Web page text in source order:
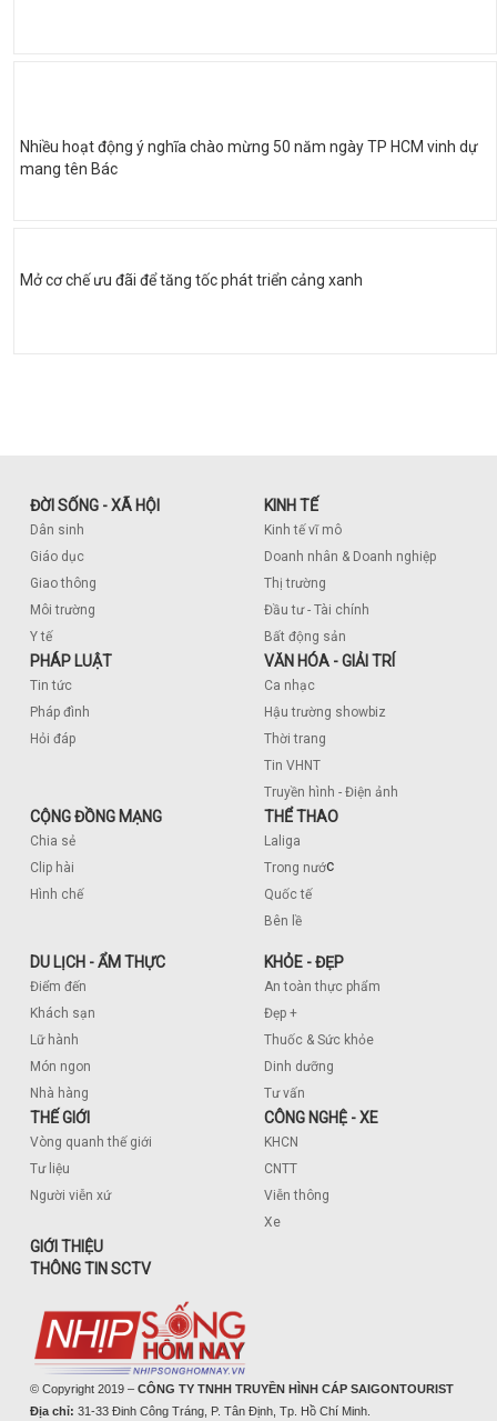
Nhiều hoạt động ý nghĩa chào mừng 50 năm ngày TP HCM vinh dự
mang tên Bác
Mở cơ chế ưu đãi để tăng tốc phát triển cảng xanh
ĐỜI SỐNG - XÃ HỘI
Dân sinh
Giáo dục
Giao thông
Môi trường
Y tế
KINH TẾ
Kinh tế vĩ mô
Doanh nhân & Doanh nghiệp
Thị trường
Đầu tư - Tài chính
Bất động sản
PHÁP LUẬT
Tin tức
Pháp đình
Hỏi đáp
VĂN HÓA - GIẢI TRÍ
Ca nhạc
Hậu trường showbiz
Thời trang
Tin VHNT
Truyền hình - Điện ảnh
CỘNG ĐỒNG MẠNG
Chia sẻ
Clip hài
Hình chế
THỂ THAO
Laliga
Trong nước
Quốc tế
Bên lề
DU LỊCH - ẨM THỰC
Điểm đến
Khách sạn
Lữ hành
Món ngon
Nhà hàng
KHỎE - ĐẸP
An toàn thực phẩm
Đẹp +
Thuốc & Sức khỏe
Dinh dưỡng
Tư vấn
THẾ GIỚI
Vòng quanh thế giới
Tư liệu
Người viễn xứ
CÔNG NGHỆ - XE
KHCN
CNTT
Viễn thông
Xe
GIỚI THIỆU
THÔNG TIN SCTV
© Copyright 2019 – CÔNG TY TNHH TRUYỀN HÌNH CÁP SAIGONTOURIST
Địa chỉ: 31-33 Đinh Công Tráng, P. Tân Định, Tp. Hồ Chí Minh.